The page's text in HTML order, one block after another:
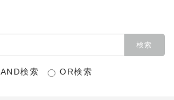
AND検索 OR検索